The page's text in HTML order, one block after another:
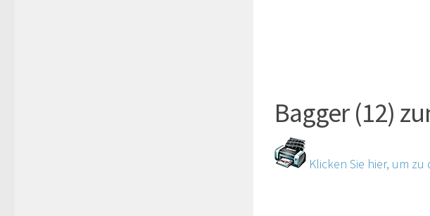
Bagger (12)
Klicken Sie hier, um zu